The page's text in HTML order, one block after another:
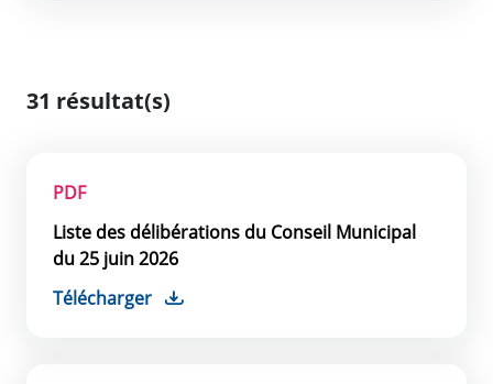
31 résultat(s)
PDF
Liste des délibérations du Conseil Municipal
du 25 juin 2026
Télécharger